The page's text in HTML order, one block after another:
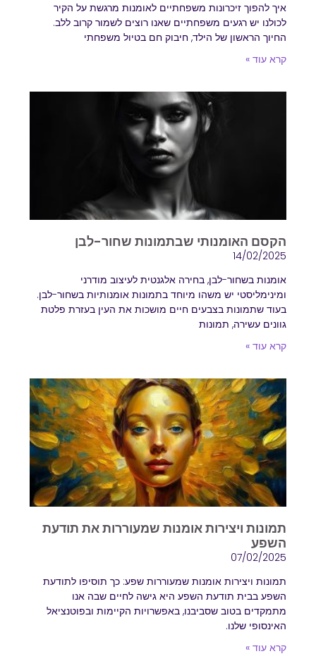
איך להפוך זיכרונות משפחתיים לאומנות מרגשת על הקיר
לכולנו יש רגעים משפחתיים שאנו רוצים לשמור קרוב ללב.
החיוך הראשון של הילד, חיבוק חם בטיול משפחתי
קרא עוד »
הקסם האומנותי שבתמונות שחור-לבן
14/02/2025
אומנות בשחור-לבן, בחירה אלגנטית לעיצוב מודרני
ומינימליסטי יש משהו מיוחד בתמונות אומנותיות בשחור-לבן.
בעוד שתמונות בצבעים חיים מושכות את העין בעזרת פלטת
גוונים עשירה, תמונות
קרא עוד »
תמונות ויצירות אומנות שמעוררות את תודעת
השפע
07/02/2025
תמונות ויצירות אומנות שמעוררות שפע: כך תוסיפו לתודעת
השפע בבית תודעת השפע היא גישה לחיים שבה אנו
מתמקדים בטוב שסביבנו, באפשרויות הקיימות ובפוטנציאל
האינסופי שלנו.
קרא עוד »